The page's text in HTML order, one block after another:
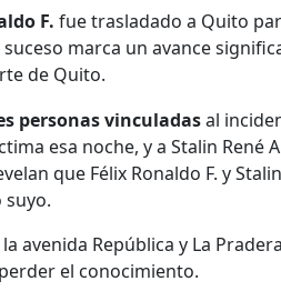
F. fue trasladado a Quito
suceso marca un avance
de Quito.
personas vinculadasal
esa noche, y a Stalin René
que Félix Ronaldo F. y Stalin
suyo.
avenida República y La
el conocimiento.